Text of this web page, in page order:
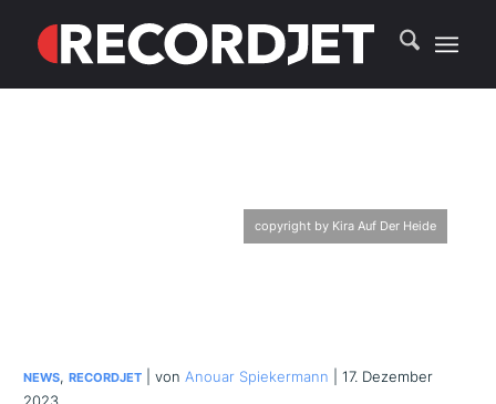
copyright by Kira Auf Der Heide
NEWS,RECORDJET | von Anouar Spiekermann | 17. Dezember